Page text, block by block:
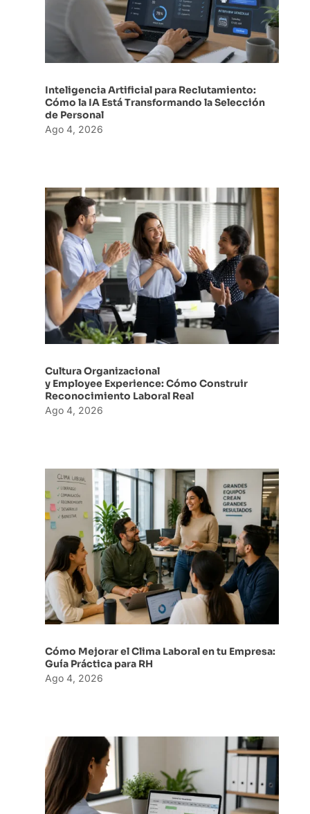
Inteligencia Artificial para Reclutamiento:
Cómo la IA Está Transformando la Selección
de Personal
Ago 4, 2026
Cultura Organizacional
y Employee Experience: Cómo Construir
Reconocimiento Laboral Real
Ago 4, 2026
Cómo Mejorar el Clima Laboral en tu Empresa:
Guía Práctica para RH
Ago 4, 2026